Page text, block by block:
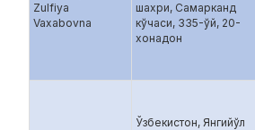
Zulfiya
Vaxabovna
шахри, Самарканд
кўчаси, 335-ўй, 20-
хонадон
Ўзбекистон, Янгийўл